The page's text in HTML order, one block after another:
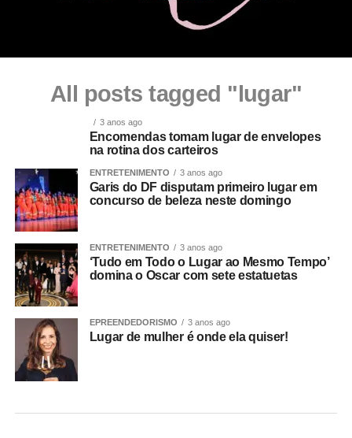
All posts tagged "lugar"
3 anos ago
Encomendas tomam lugar de envelopes
na rotina dos carteiros
ENTRETENIMENTO 3 anos ago
Garis do DF disputam primeiro lugar em
concurso de beleza neste domingo
ENTRETENIMENTO 3 anos ago
‘Tudo em Todo o Lugar ao Mesmo Tempo’
domina o Oscar com sete estatuetas
EPREENDEDORISMO 3 anos ago
Lugar de mulher é onde ela quiser!